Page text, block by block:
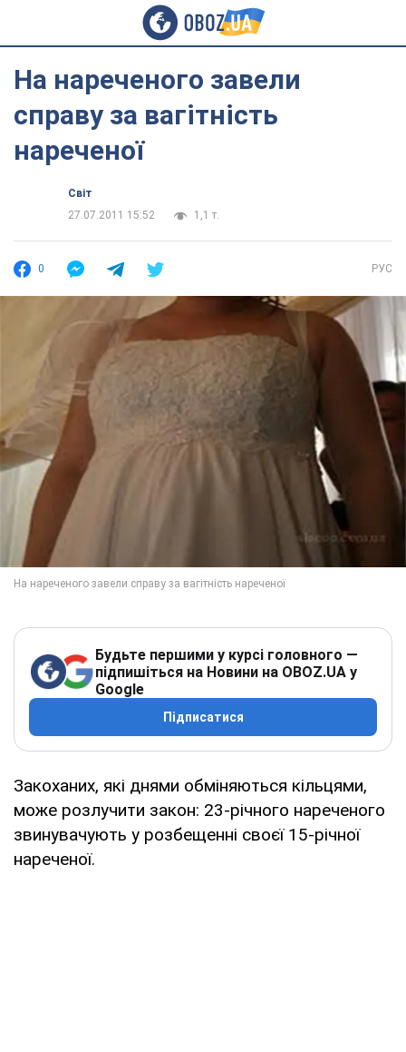
На нареченого завели
справу за вагітність
нареченої
Світ
27.07.2011 15:52
1,1 т.
0 РУС
Будьте першими у курсі головного —
підпишіться на Новини на OBOZ.UA у
Google
Підписатися
Закоханих, які днями обміняються кільцями,
може розлучити закон: 23-річного нареченого
звинувачують у розбещенні своєї 15-річної
нареченої.